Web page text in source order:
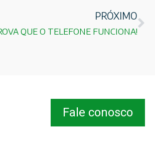
PRÓXIMO
QUE O TELEFONE FUNCIONA!
Fale conosco